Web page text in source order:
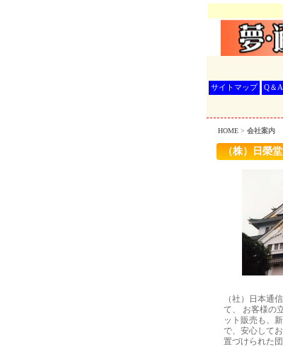
サイトマップ Q＆
HOME > 会社案内
（株）日榮
（社）日本通
て、 お客様の
ット販売も、
で、安心して
置づけられた